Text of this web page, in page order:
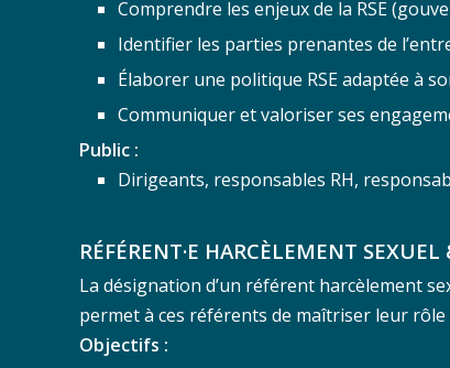
Comprendre les enjeux de la RSE
Identifier les parties prenantes de
Élaborer une politique RSE adaptée à
Communiquer et valoriser ses
Public :
Dirigeants, responsables RH,
RÉFÉRENT·E HARCÈLEMENT
La désignation d’un référent harcèlement
permet à ces référents de maîtriser leur rôle
Objectifs :